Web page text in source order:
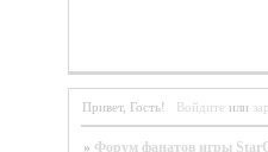
Привет, Гость! Войдите или
» Форум фанатов игры